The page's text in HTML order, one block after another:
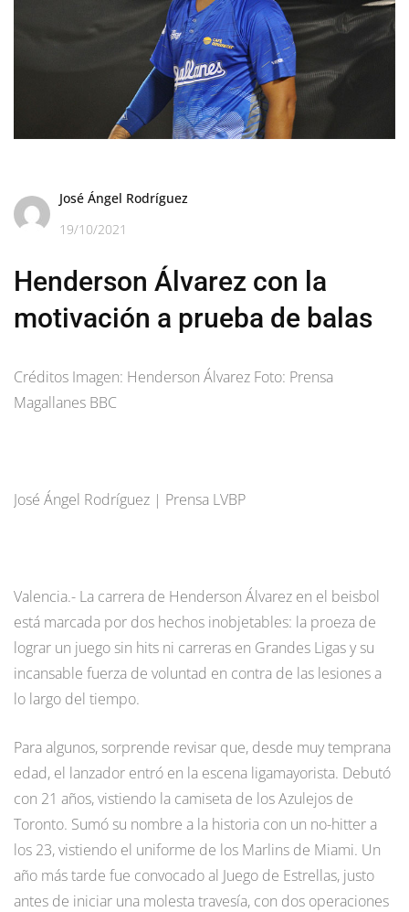
José Ángel Rodríguez
19/10/2021
Henderson Álvarez con la
motivación a prueba de balas
Créditos Imagen: Henderson Álvarez Foto: Prensa
Magallanes BBC
José Ángel Rodríguez | Prensa LVBP
Valencia.- La carrera de Henderson Álvarez en el beisbol
está marcada por dos hechos inobjetables: la proeza de
lograr un juego sin hits ni carreras en Grandes Ligas y su
incansable fuerza de voluntad en contra de las lesiones a
lo largo del tiempo.
Para algunos, sorprende revisar que, desde muy temprana
edad, el lanzador entró en la escena ligamayorista. Debutó
con 21 años, vistiendo la camiseta de los Azulejos de
Toronto. Sumó su nombre a la historia con un no-hitter a
los 23, vistiendo el uniforme de los Marlins de Miami. Un
año más tarde fue convocado al Juego de Estrellas, justo
antes de iniciar una molesta travesía, con dos operaciones